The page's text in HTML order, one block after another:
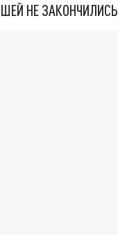
НЕ ЗАКОНЧИЛИСЬ